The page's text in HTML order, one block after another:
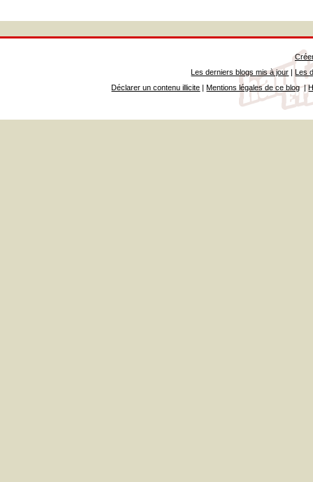
Les derniers blogs mis à jour |Les
Déclarer un contenu illicite |Mentions légales de ce blog|